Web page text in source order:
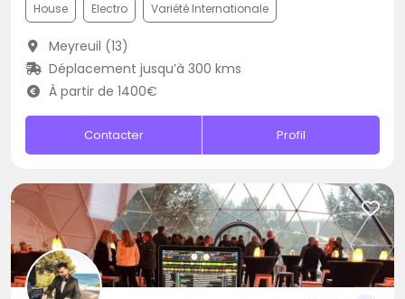
House Electro Variété Internationale
Meyreuil (13)
Déplacement jusqu’à 300 kms
À partir de 1400€
Contacter Profil